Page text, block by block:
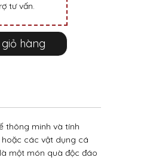
tư vấn.
hàng
thông minh và tính
các vật dụng cá
một món quà độc đáo